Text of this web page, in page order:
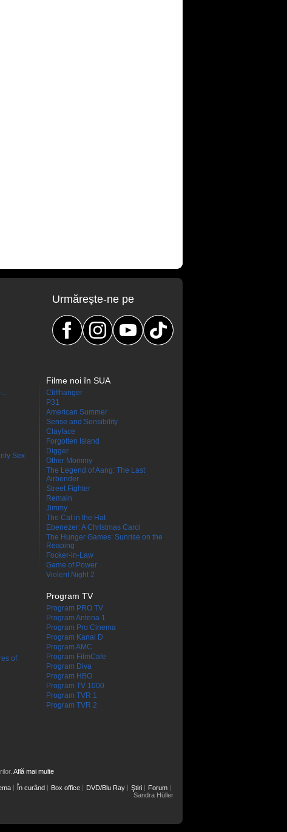
Urmăreşte-ne pe
Sex
of
Filme noi în SUA
Cliffhanger
P31
American Summer
Sense and Sensibility
Clayface
Forgotten Island
Digger
Other Mommy
The Legend of Aang: The Last
Airbender
Street Fighter
Remain
Jimmy
The Cat in the Hat
Ebenezer: A Christmas Carol
The Hunger Games: Sunrise on the
Reaping
Focker-in-Law
Game of Power
Violent Night 2
Program TV
Program PRO TV
Program Antena 1
Program Pro Cinema
Program Kanal D
Program AMC
Program FilmCafe
Program Diva
Program HBO
Program TV 1000
Program TVR 1
Program TVR 2
Află mai multe
În curând Box office DVD/Blu Ray Ştiri
Forum
Sandra Hüller